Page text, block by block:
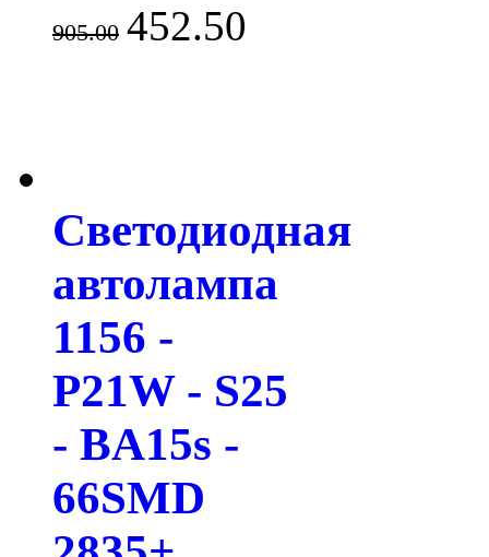
905.00 452.50
Светодиодная
автолампа
1156 -
P21W - S25
- BA15s -
66SMD